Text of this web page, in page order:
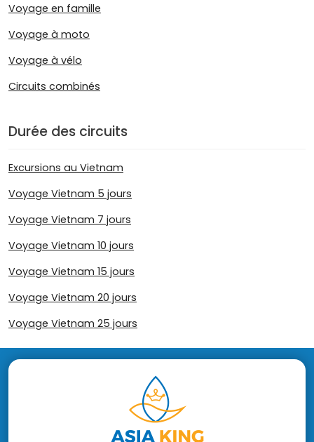
Voyage en famille
Voyage à moto
Voyage à vélo
Circuits combinés
Durée des circuits
Excursions au Vietnam
Voyage Vietnam 5 jours
Voyage Vietnam 7 jours
Voyage Vietnam 10 jours
Voyage Vietnam 15 jours
Voyage Vietnam 20 jours
Voyage Vietnam 25 jours